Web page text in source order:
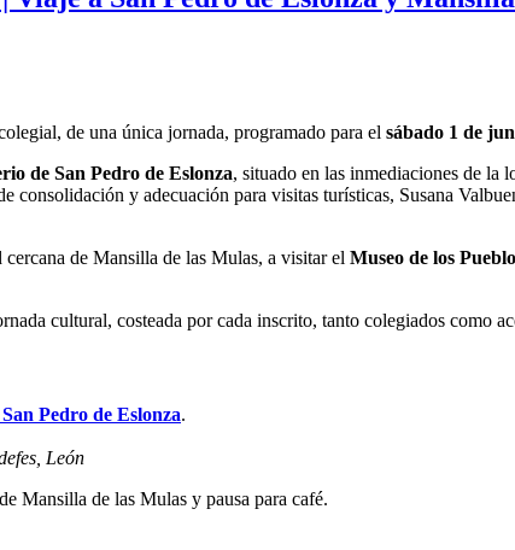
de una única jornada, programado para el sábado 1 de
de San Pedro de Eslonza, situado en las inmediaciones de la
consolidación y adecuación para visitas turísticas, Susana
de Mansilla de las Mulas, a visitar el Museo de los
cultural, costeada por cada inscrito, tanto colegiados como
Pedro de Eslonza.
León
Mansilla de las Mulas y pausa para café.